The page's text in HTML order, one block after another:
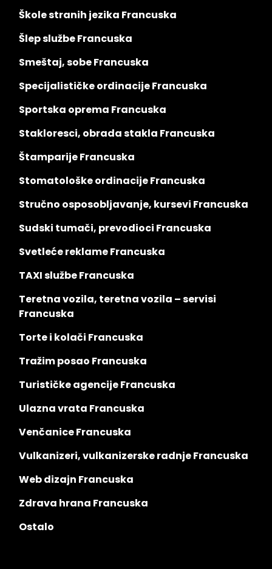
Škole stranih jezika Francuska
Šlep službe Francuska
Smeštaj, sobe Francuska
Specijalističke ordinacije Francuska
Sportska oprema Francuska
Stakloresci, obrada stakla Francuska
Štamparije Francuska
Stomatološke ordinacije Francuska
Stručno osposobljavanje, kursevi Francuska
Sudski tumači, prevodioci Francuska
Svetleće reklame Francuska
TAXI službe Francuska
Teretna vozila, teretna vozila – servisi
Francuska
Torte i kolači Francuska
Tražim posao Francuska
Turističke agencije Francuska
Ulazna vrata Francuska
Venčanice Francuska
Vulkanizeri, vulkanizerske radnje Francuska
Web dizajn Francuska
Zdrava hrana Francuska
Ostalo